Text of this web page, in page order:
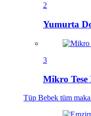
2
Yumurta
3
Mikro Tese
Tüp Bebek tüm